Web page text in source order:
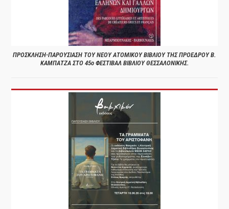
ΠΡΟΣΚΛΗΣΗ-ΠΑΡΟΥΣΙΑΣΗ ΤΟΥ ΝΕΟΥ ΑΤΟΜΙΚΟΥ ΒΙΒΛΙΟΥ ΤΗΣ ΠΡΟΕΔΡΟΥ Β.
ΚΑΜΠΑΤΖΑ ΣΤΟ 45ο ΦΕΣΤΙΒΑΛ ΒΙΒΛΙΟΥ ΘΕΣΣΑΛΟΝΙΚΗΣ.